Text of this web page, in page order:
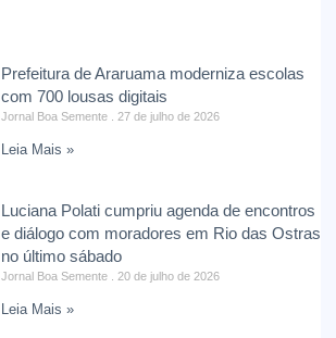
Prefeitura de Araruama moderniza escolas
com 700 lousas digitais
Jornal Boa Semente 27 de julho de 2026
Leia Mais »
Luciana Polati cumpriu agenda de encontros
e diálogo com moradores em Rio das Ostras
no último sábado
Jornal Boa Semente 20 de julho de 2026
Leia Mais »